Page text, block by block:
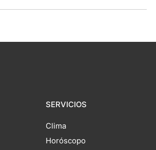
SERVICIOS
Clima
Horóscopo